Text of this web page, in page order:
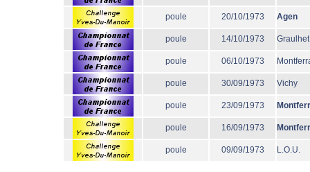
poule 20/10/1973 Agen
poule 14/10/1973 Graulhet
poule 06/10/1973
poule 30/09/1973 Vichy
poule 23/09/1973
poule 16/09/1973
poule 09/09/1973 L.O.U.